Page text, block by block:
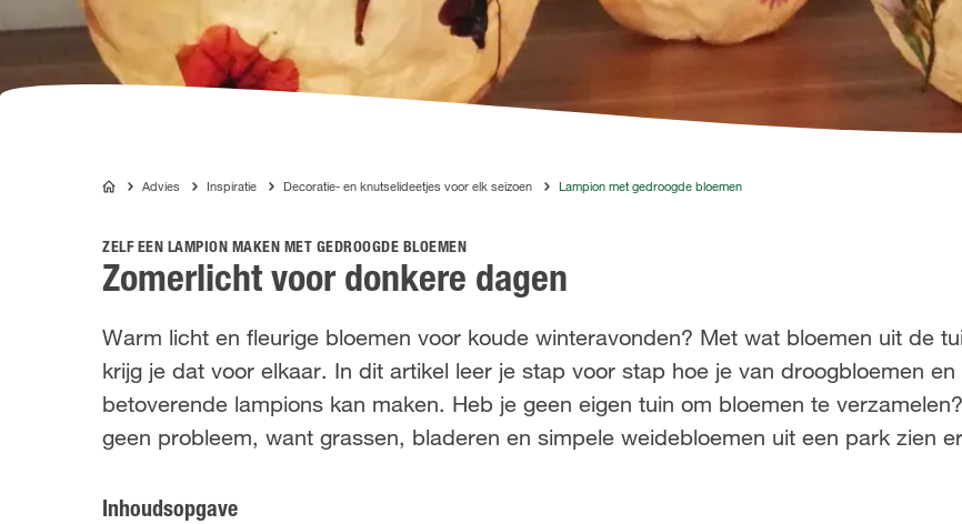
COMPOAdvies Inspiratie Decoratie- en knutselideetjes voor elk seizoen Lampion met gedroogde bloemen
ZELF EEN LAMPION MAKEN MET GEDROOGDE BLOEMEN
Zomerlicht voor donkere dagen
Warm licht en fleurige bloemen voor koude winteravonden? Met wat bloemen uit de
krijg je dat voor elkaar. In dit artikel leer je stap voor stap hoe je van droogbloemen
betoverende lampions kan maken. Heb je geen eigen tuin om bloemen te
geen probleem, want grassen, bladeren en simpele weidebloemen uit een park zien
Inhoudsopgave